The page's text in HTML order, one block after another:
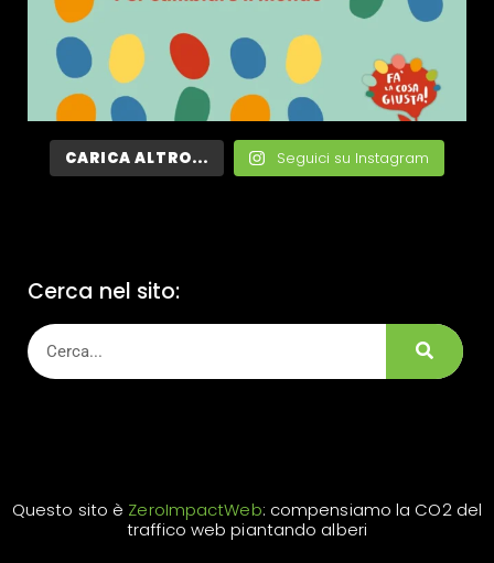
CARICA ALTRO... Seguici su Instagram
Cerca nel sito:
Questo sito è ZeroImpactWeb: compensiamo la CO2 del
traffico web piantando alberi